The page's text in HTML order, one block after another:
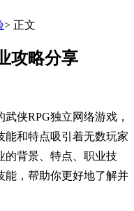
> 正文
攻略分享
侠RPG独立网络游戏，
能和特点吸引着无数玩家
的背景、特点、职业技
能，帮助你更好地了解并